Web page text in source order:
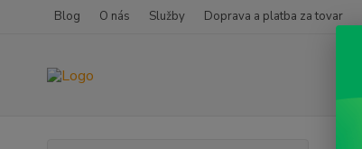
Blog O nás Služby Doprava a platba za tovar